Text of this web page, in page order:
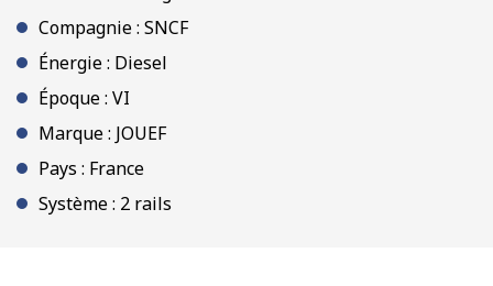
Compagnie : SNCF
Énergie : Diesel
Époque : VI
Marque : JOUEF
Pays : France
Système : 2 rails